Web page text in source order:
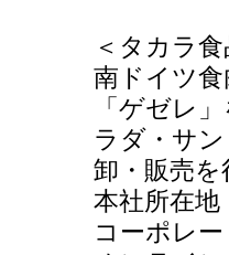
＜タカラ
南ドイツ
「ゲゼレ
ラダ・サ
卸・販売を
本社所在地
コーポレ